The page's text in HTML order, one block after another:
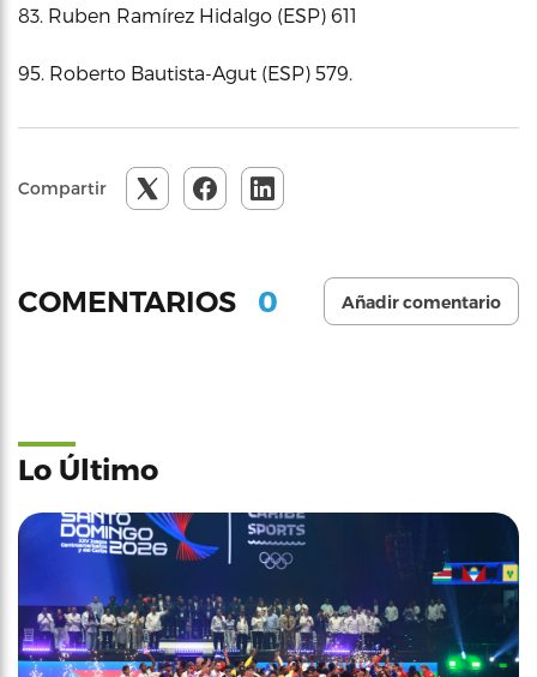
83. Ruben Ramírez Hidalgo (ESP) 611
95. Roberto Bautista-Agut (ESP) 579.
Compartir
COMENTARIOS 0 Añadir comentario
Lo Último